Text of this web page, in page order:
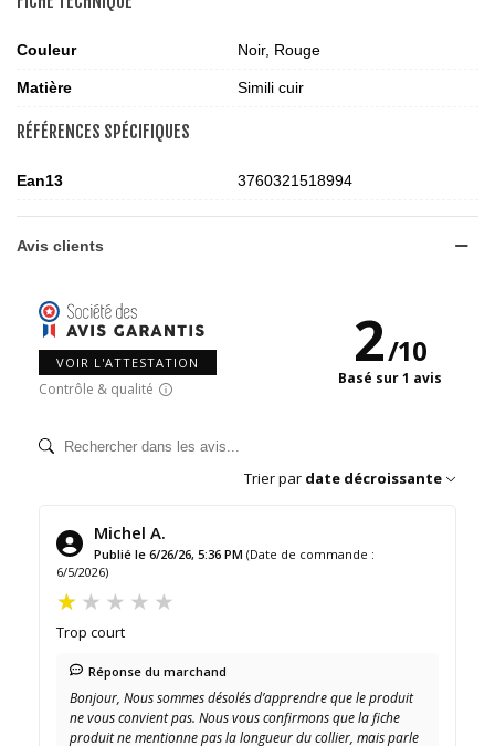
Couleur Noir, Rouge
Matière Simili cuir
RÉFÉRENCES SPÉCIFIQUES
Ean13 3760321518994
Avis clients
VOIR L'ATTESTATION
Contrôle & qualité
2/10
Basé sur 1 avis
Trier par date décroissante
Michel A.
Publié le 6/26/26, 5:36 PM (Date de commande :
6/5/2026)
Trop court
Réponse du marchand
Bonjour, Nous sommes désolés d’apprendre que le produit
ne vous convient pas. Nous vous confirmons que la fiche
produit ne mentionne pas la longueur du collier, mais parle